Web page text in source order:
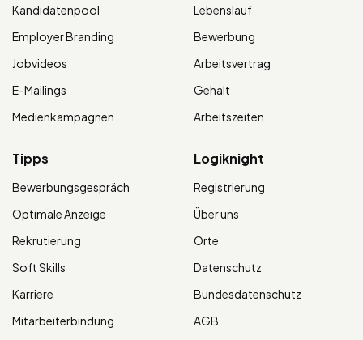
Kandidatenpool
Employer Branding
Jobvideos
E-Mailings
Medienkampagnen
Lebenslauf
Bewerbung
Arbeitsvertrag
Gehalt
Arbeitszeiten
Tipps
Bewerbungsgespräch
Optimale Anzeige
Rekrutierung
Soft Skills
Karriere
Mitarbeiterbindung
Logiknight
Registrierung
Über uns
Orte
Datenschutz
Bundesdatenschutz
AGB